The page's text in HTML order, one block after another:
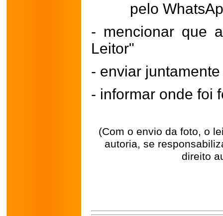
pelo
- mencionar que
Leitor"
- enviar
- informar onde foi
(Com o envio da foto, o
autoria, se
direito